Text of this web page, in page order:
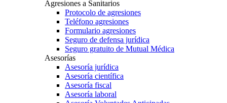
Agresiones a Sanitarios
Protocolo de agresiones
Teléfono agresiones
Formulario agresiones
Seguro de defensa jurídica
Seguro gratuito de Mutual Médica
Asesorías
Asesoría jurídica
Asesoría científica
Asesoría fiscal
Asesoría laboral